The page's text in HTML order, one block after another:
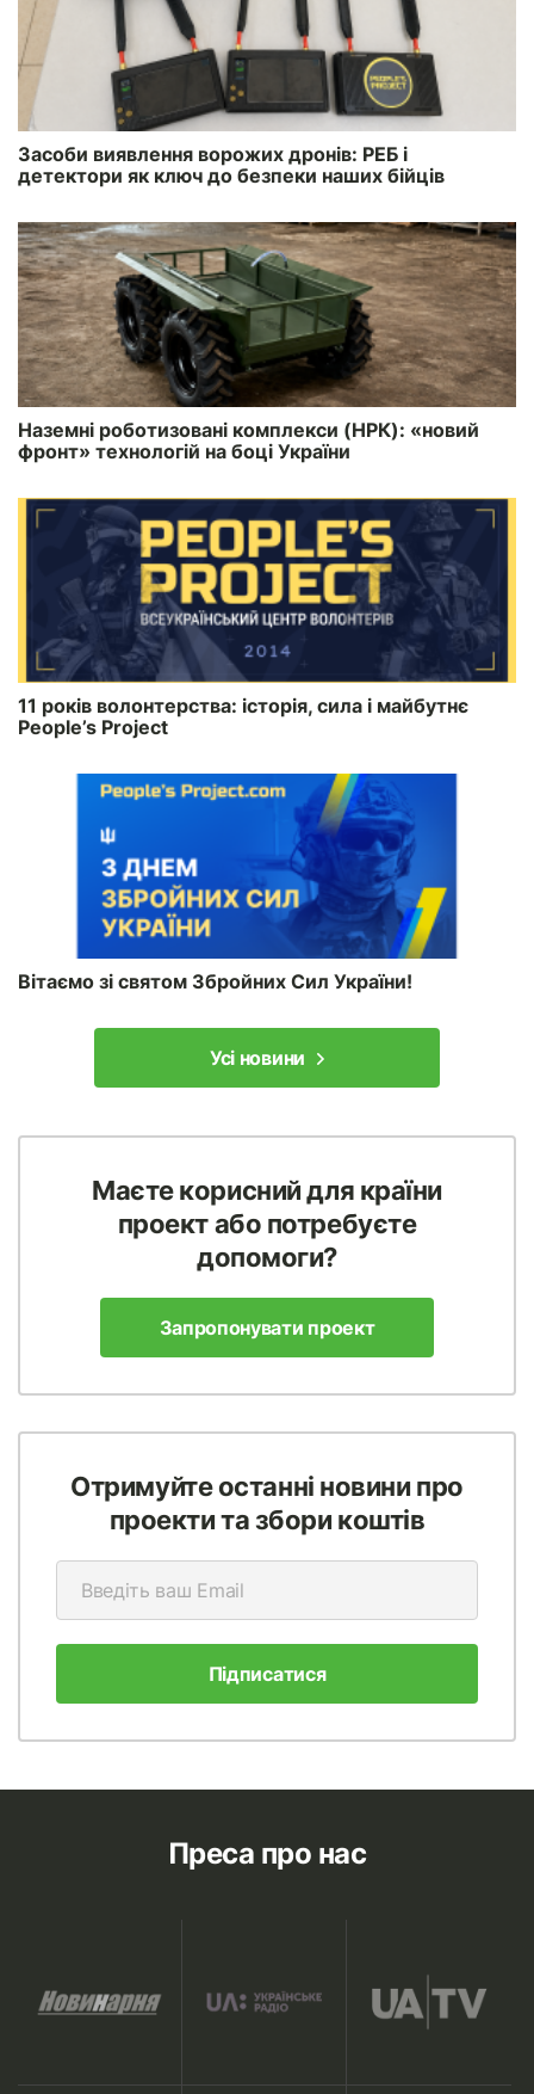
Засоби виявлення ворожих дронів: РЕБ і
детектори як ключ до безпеки наших бійців
Наземні роботизовані комплекси (НРК): «новий
фронт» технологій на боці України
11 років волонтерства: історія, сила і майбутнє
People’s Project
Вітаємо зі святом Збройних Сил України!
Усі новини
Маєте корисний для країни
проект або потребуєте
допомоги?
Запропонувати проект
Отримуйте останні новини про
проекти та збори коштів
Підписатися
Преса про нас